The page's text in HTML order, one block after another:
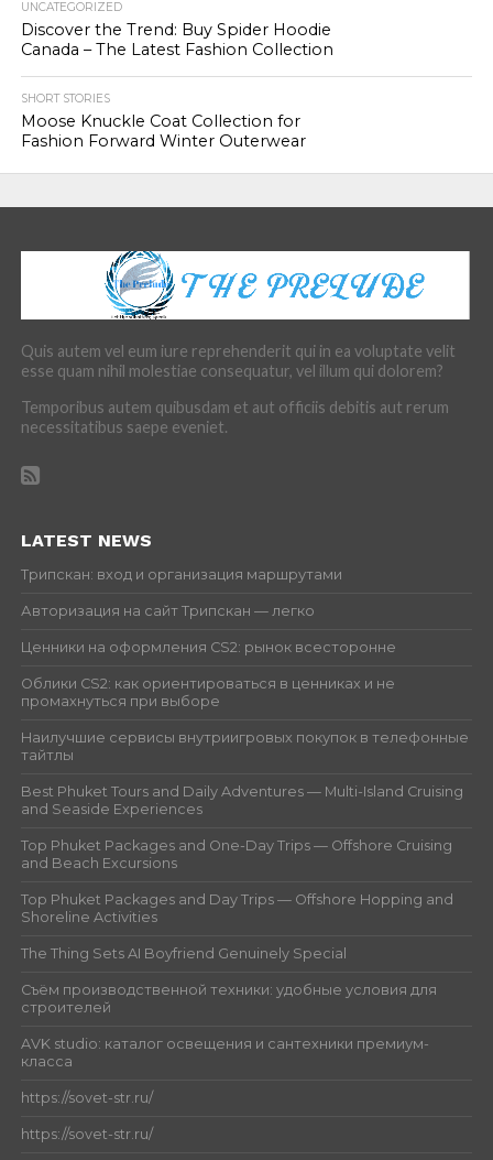
UNCATEGORIZED
Discover the Trend: Buy Spider Hoodie
Canada – The Latest Fashion Collection
SHORT STORIES
Moose Knuckle Coat Collection for
Fashion Forward Winter Outerwear
Quis autem vel eum iure reprehenderit qui in ea voluptate velit
esse quam nihil molestiae consequatur, vel illum qui dolorem?
Temporibus autem quibusdam et aut officiis debitis aut rerum
necessitatibus saepe eveniet.
LATEST NEWS
Трипскан: вход и организация маршрутами
Авторизация на сайт Трипскан — легко
Ценники на оформления CS2: рынок всесторонне
Облики CS2: как ориентироваться в ценниках и не
промахнуться при выборе
Наилучшие сервисы внутриигровых покупок в телефонные
тайтлы
Best Phuket Tours and Daily Adventures — Multi-Island Cruising
and Seaside Experiences
Top Phuket Packages and One-Day Trips — Offshore Cruising
and Beach Excursions
Top Phuket Packages and Day Trips — Offshore Hopping and
Shoreline Activities
The Thing Sets AI Boyfriend Genuinely Special
Съём производственной техники: удобные условия для
строителей
AVK studio: каталог освещения и сантехники премиум-
класса
https://sovet-str.ru/
https://sovet-str.ru/